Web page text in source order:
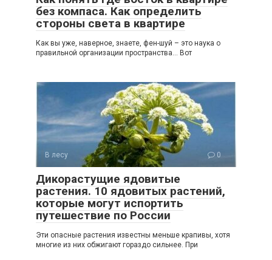
без компаса. Как определить
стороны света в квартире
Как вы уже, наверное, знаете, фен-шуй – это наука о
правильной организации пространства… Вот
В лесу 0
Дикорастущие ядовитые
растения. 10 ядовитых растений,
которые могут испортить
путешествие по России
Эти опасные растения известны меньше крапивы, хотя
многие из них обжигают гораздо сильнее. При